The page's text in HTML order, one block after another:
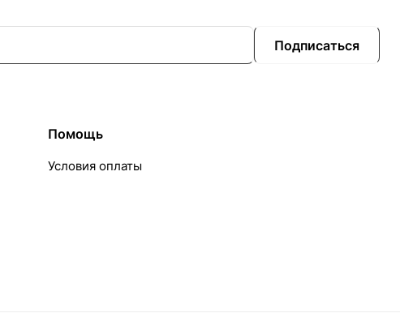
Подписаться
Помощь
Условия оплаты